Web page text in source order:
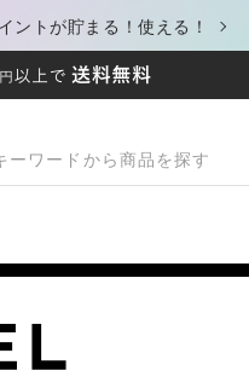
ントが貯まる！使える！